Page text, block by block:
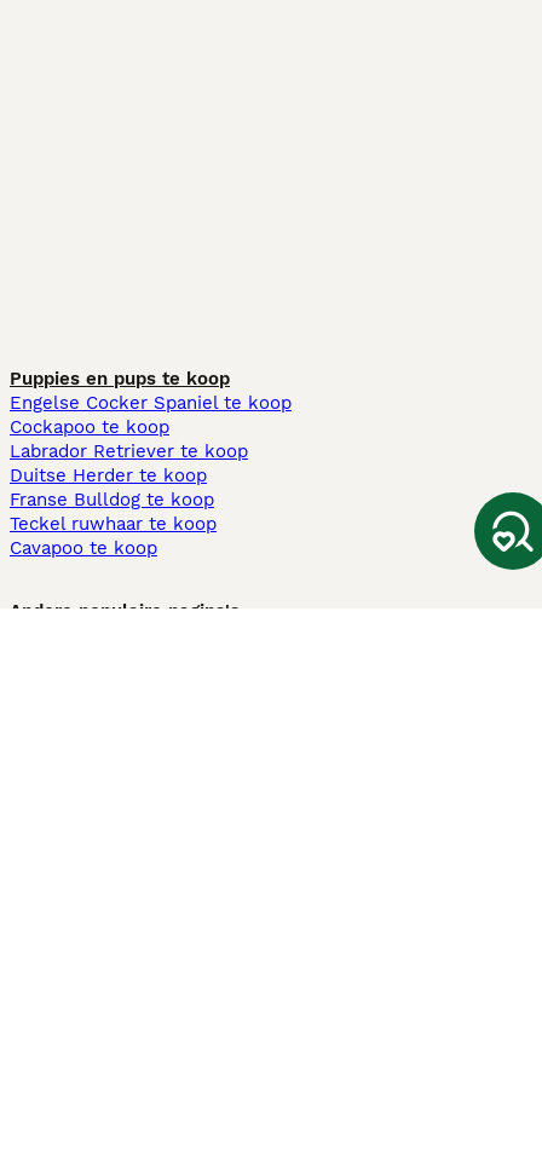
Puppies en pups te koop
Engelse Cocker Spaniel te koop
Cockapoo te koop
Labrador Retriever te koop
Duitse Herder te koop
Franse Bulldog te koop
Teckel ruwhaar te koop
Cavapoo te koop
Andere populaire pagina's